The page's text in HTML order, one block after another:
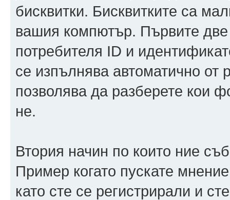
бисквитки. Бисквитките са
вашия компютър. Първите
потребителя ID и
се изпълнява автоматично от
позволява да разберете кои
не.
Втория начин по които ние
Пример когато пускате
като сте се регистрирали и